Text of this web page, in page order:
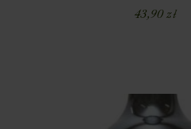
43,90zł